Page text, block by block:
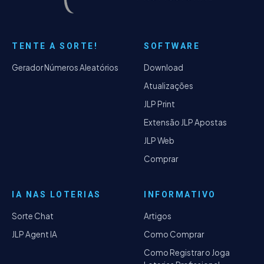
TENTE A SORTE!
Gerador Números Aleatórios
SOFTWARE
Download
Atualizações
JLP Print
Extensão JLP Apostas
JLP Web
Comprar
IA NAS LOTERIAS
Sorte Chat
JLP Agent IA
INFORMATIVO
Artigos
Como Comprar
Como Registrar o Joga